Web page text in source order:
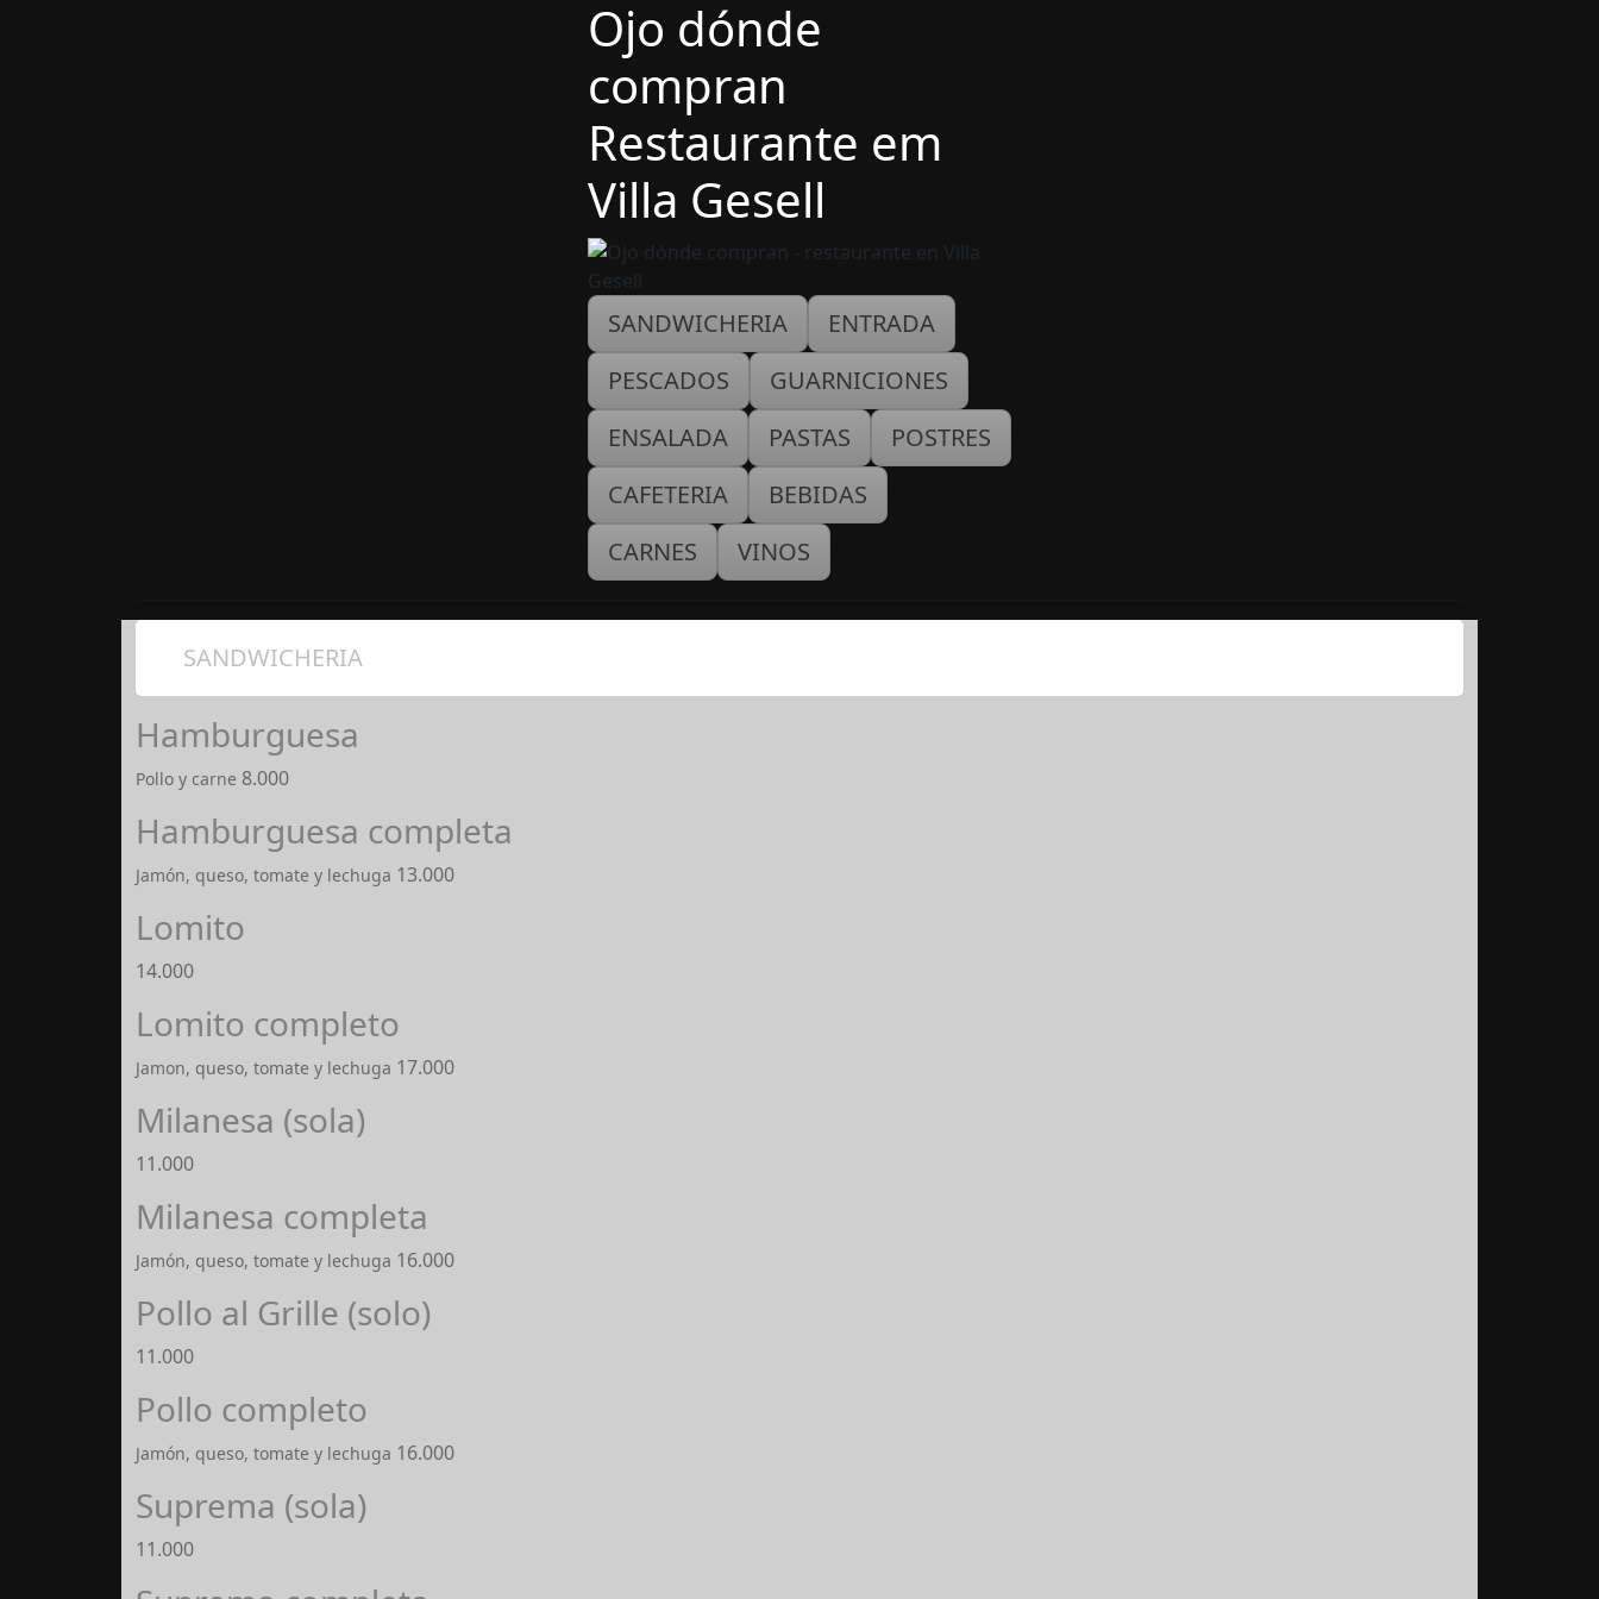
Ojo dónde
compran
Restaurante em
Villa Gesell
SANDWICHERIA
ENTRADA
PESCADOS
GUARNICIONES
ENSALADA
PASTAS
POSTRES
CAFETERIA
BEBIDAS
CARNES
VINOS
SANDWICHERIA
Hamburguesa
Pollo y carne 8.000
Hamburguesa completa
Jamón, queso, tomate y lechuga 13.000
Lomito
14.000
Lomito completo
Jamon, queso, tomate y lechuga 17.000
Milanesa (sola)
11.000
Milanesa completa
Jamón, queso, tomate y lechuga 16.000
Pollo al Grille (solo)
11.000
Pollo completo
Jamón, queso, tomate y lechuga 16.000
Suprema (sola)
11.000